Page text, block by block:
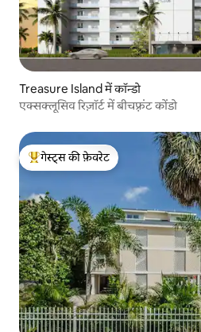
Treasure Island में कॉन्डो
एक्सक्लूसिव रिज़ॉर्ट में बीचफ़्रंट कोंडो
गेस्ट्स का टॉप फ़ेवरेट
गेस्ट्स की फ़ेवरेट